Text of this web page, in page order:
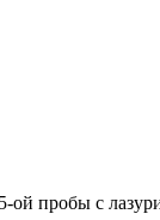
ой пробы с